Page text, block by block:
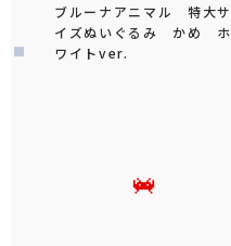
ブルーナアニマル 特大サ
イズぬいぐるみ かめ ホ
ワイトver.